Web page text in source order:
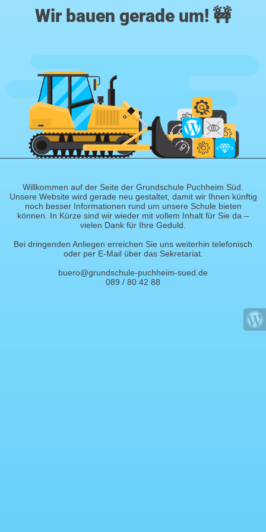
Wir bauen gerade um! 🚧
Willkommen auf der Seite der Grundschule Puchheim Süd.
Unsere Website wird gerade neu gestaltet, damit wir Ihnen künftig
noch besser Informationen rund um unsere Schule bieten
können. In Kürze sind wir wieder mit vollem Inhalt für Sie da –
vielen Dank für Ihre Geduld.
Bei dringenden Anliegen erreichen Sie uns weiterhin telefonisch
oder per E-Mail über das Sekretariat.
buero@grundschule-puchheim-sued.de
089 / 80 42 88